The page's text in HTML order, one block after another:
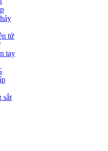
tử
tay
sắt